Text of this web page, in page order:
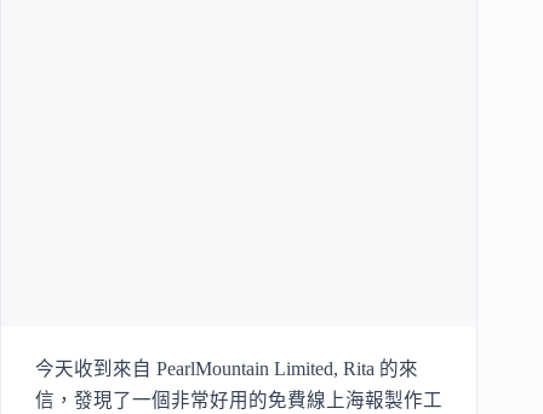
今天收到來自 PearlMountain Limited, Rita 的來
信，發現了一個非常好用的免費線上海報製作工